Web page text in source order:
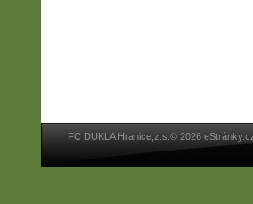
FC DUKLA Hranice,z.s.© 2026